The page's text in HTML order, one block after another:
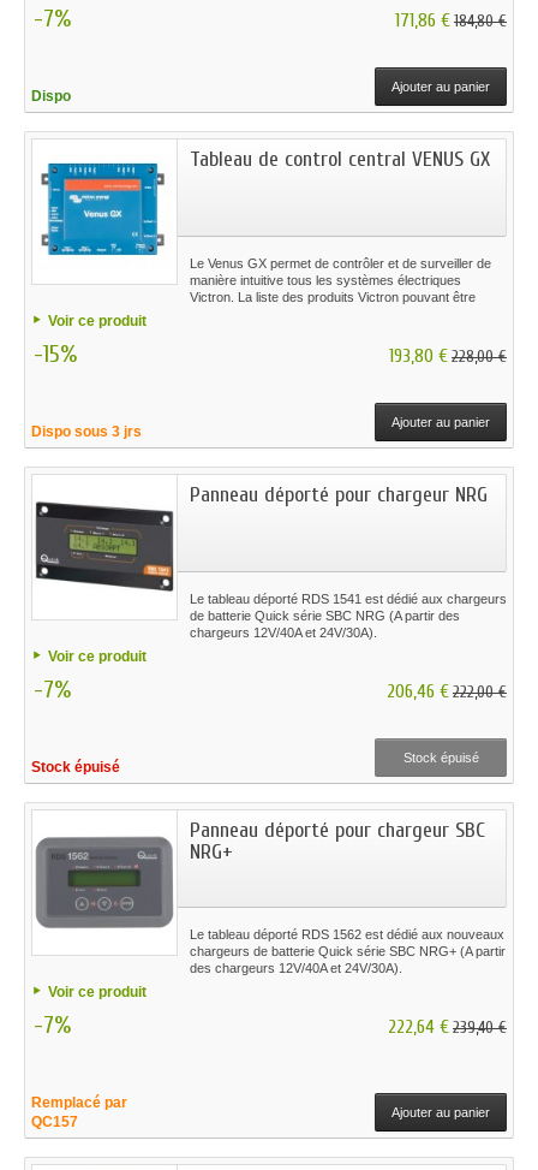
-7% 171,86 €184,80 €
Dispo
Ajouter au panier
Tableau de control central VENUS GX
Le Venus GX permet de contrôler et de surveiller de
manière intuitive tous les systèmes électriques
Victron. La liste des produits Victron pouvant être
batterie BMV, Lynx Ion + Shunt, et bien plus encore
Voir ce produit
-15% 193,80 €228,00 €
Dispo sous 3 jrs
Ajouter au panier
Panneau déporté pour chargeur NRG
Le tableau déporté RDS 1541 est dédié aux chargeurs
de batterie Quick série SBC NRG (A partir des
chargeurs 12V/40A et 24V/30A).
Voir ce produit
-7% 206,46 €222,00 €
Stock épuisé
Stock épuisé
Panneau déporté pour chargeur SBC
NRG+
Le tableau déporté RDS 1562 est dédié aux nouveaux
chargeurs de batterie Quick série SBC NRG+ (A partir
des chargeurs 12V/40A et 24V/30A).
Voir ce produit
-7% 222,64 €239,40 €
Remplacé par
QC157
Ajouter au panier